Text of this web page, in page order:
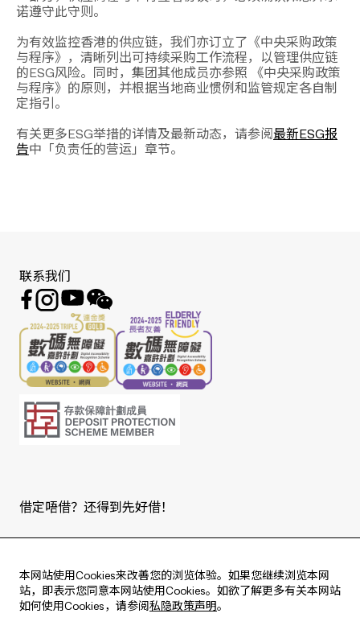
诺遵守此守则。
为有效监控香港的供应链，我们亦订立了《中央采购政策
与程序》，清晰列出可持续采购工作流程，以管理供应链
的ESG风险。同时，集团其他成员亦参照 《中央采购政策
与程序》的原则，并根据当地商业惯例和监管规定各自制
定指引。
有关更多ESG举措的详情及最新动态，请参阅最新ESG报
告中「负责任的营运」章节。
本网站使用Cookies来改善您的浏览体验。如果您继续浏览本网
站，即表示您同意本网站使用Cookies。如欲了解更多有关本网站
如何使用Cookies，请参阅 私隐政策声明。
联系我们
借定唔借？还得到先好借！